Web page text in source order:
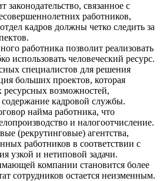
связанное с
работников,
кадров должны четко следить за
работника позволит реализовать
использовать человеческий ресурс.
специалистов для решения
больших проектов, которая
ресурсных возможностей,
кадровой службы.
найма работника, что
и налогоотчисление.
(рекрутинговые) агентства,
работников в соответствии с
узкой и нетиповой задачи.
компании становится более
сотрудников остается неизменным.